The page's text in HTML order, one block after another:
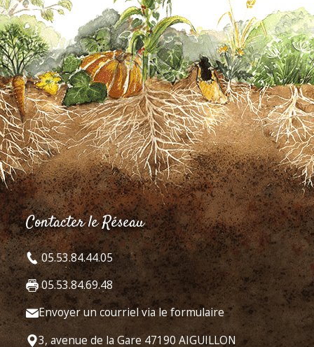
Contacter le Réseau
05.53.84.44.05
05.53.84.69.48
Envoyer un courriel via le formulaire
3, avenue de la Gare 47190 AIGUILLON